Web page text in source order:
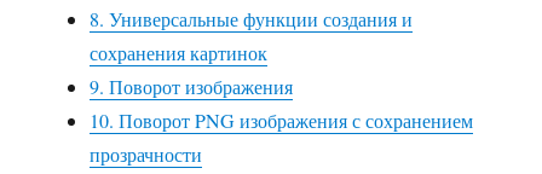
8. Универсальные функции создания и
сохранения картинок
9. Поворот изображения
10. Поворот PNG изображения с сохранением
прозрачности